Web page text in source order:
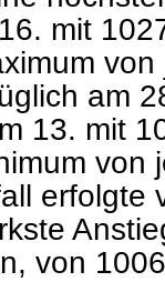
mit
am
13. mit
von
erfolgte
von